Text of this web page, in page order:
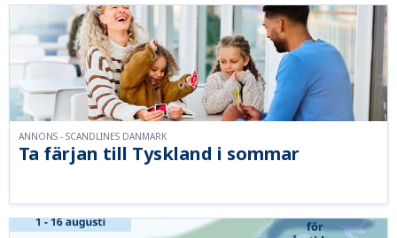
Ta färjan till Tyskland i sommar
ANNONS - SCANDLINES DANMARK